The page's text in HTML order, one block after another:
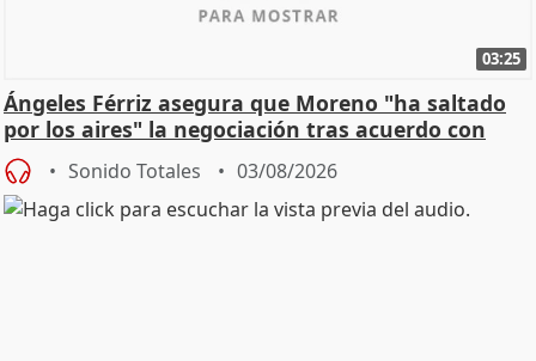
03:25
Ángeles Férriz asegura que Moreno "ha saltado
por los aires" la negociación tras acuerdo con
SMA
Sonido Totales 03/08/2026